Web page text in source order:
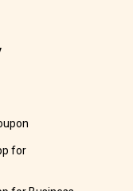
for